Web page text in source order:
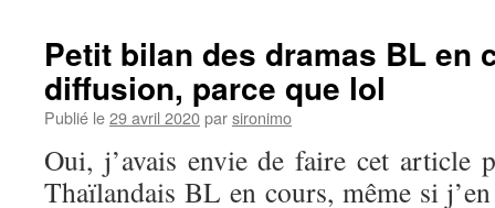
Petit bilan des dramas BL en
diffusion, parce que lol
Publié le29 avril 2020parsironimo
Oui, j’avais envie de faire cet article
Thaïlandais BL en cours, même si